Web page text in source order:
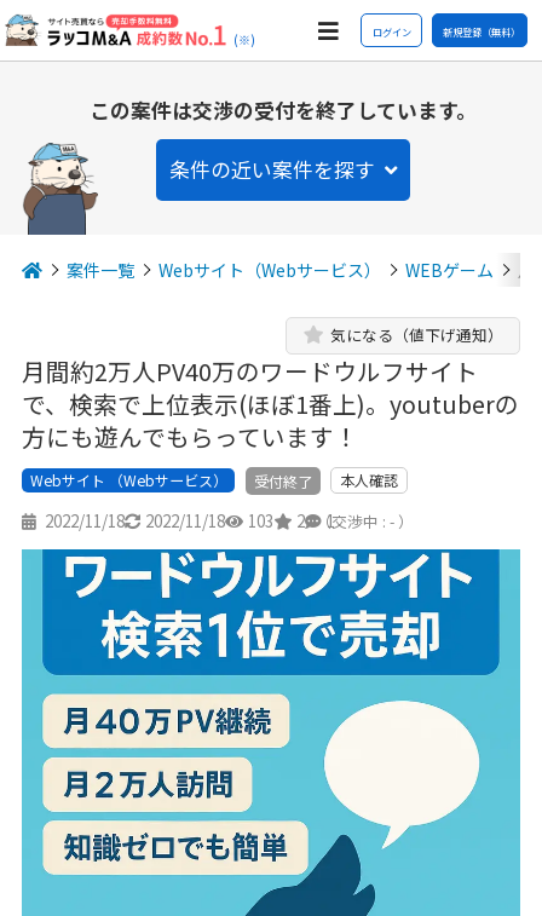
(※) ログイン 新規登録（無料）
この案件は交渉の受付を終了しています。
条件の近い案件を探す
案件一覧 Webサイト（Webサービス） WEBゲーム 月
月間約2万人PV40万のワードウルフサイト
で、検索で上位表示(ほぼ1番上)。youtuberの
方にも遊んでもらっています！
気になる（値下げ通知）
Webサイト （Webサービス） 受付終了 本人確認
2022/11/18 2022/11/18 103 2 1
（交渉中 : - ）